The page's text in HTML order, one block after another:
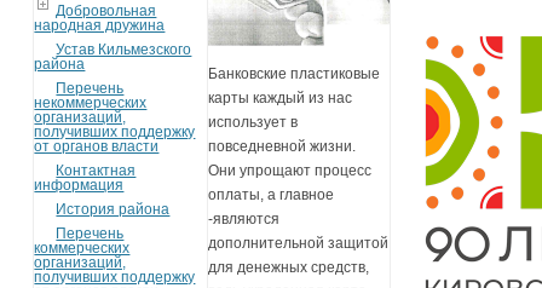
Добровольная
народная дружина
Устав Кильмезского
района
Перечень
некоммерческих
организаций,
получивших поддержку
от органов власти
Контактная
информация
История района
Перечень
коммерческих
организаций,
получивших поддержку
Банковские пластиковые
карты каждый из нас
использует в
повседневной жизни.
Они упрощают процесс
оплаты, а главное
-являются
дополнительной защитой
для денежных средств,